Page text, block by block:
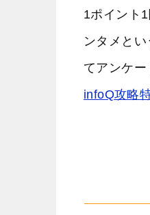
1ポイント
ンタメと
てアンケー
infoQ攻略